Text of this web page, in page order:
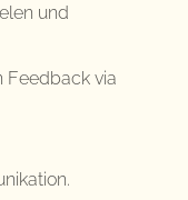
und
Feedback via